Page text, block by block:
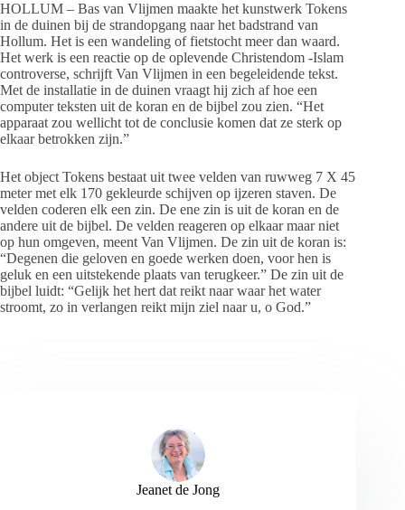
HOLLUM – Bas van Vlijmen maakte het kunstwerk Tokens
in de duinen bij de strandopgang naar het badstrand van
Hollum. Het is een wandeling of fietstocht meer dan waard.
Het werk is een reactie op de oplevende Christendom -Islam
controverse, schrijft Van Vlijmen in een begeleidende tekst.
Met de installatie in de duinen vraagt hij zich af hoe een
computer teksten uit de koran en de bijbel zou zien. “Het
apparaat zou wellicht tot de conclusie komen dat ze sterk op
elkaar betrokken zijn.”
Het object Tokens bestaat uit twee velden van ruwweg 7 X 45
meter met elk 170 gekleurde schijven op ijzeren staven. De
velden coderen elk een zin. De ene zin is uit de koran en de
andere uit de bijbel. De velden reageren op elkaar maar niet
op hun omgeven, meent Van Vlijmen. De zin uit de koran is:
“Degenen die geloven en goede werken doen, voor hen is
geluk en een uitstekende plaats van terugkeer.” De zin uit de
bijbel luidt: “Gelijk het hert dat reikt naar waar het water
stroomt, zo in verlangen reikt mijn ziel naar u, o God.”
Jeanet de Jong